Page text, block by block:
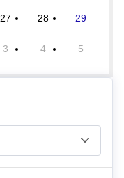
27 28 29
3 4 5